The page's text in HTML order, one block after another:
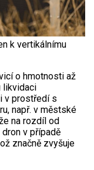
k vertikálnímu
o hmotnosti až
likvidaci
v prostředí s
např. v městské
na rozdíl od
v případě
značně zvyšuje